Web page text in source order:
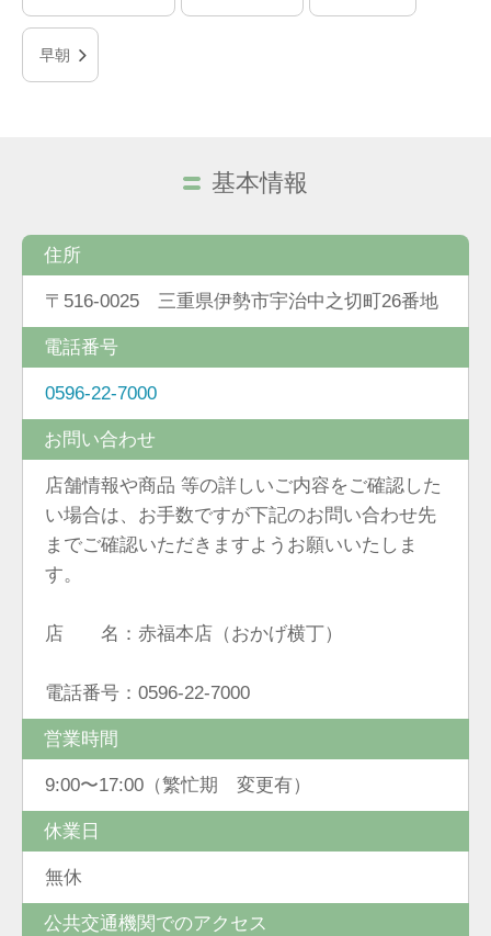
早朝
基本情報
住所
〒516-0025 三重県伊勢市宇治中之切町26番地
電話番号
0596-22-7000
お問い合わせ
店舗情報や商品 等の詳しいご内容をご確認した
い場合は、お手数ですが下記のお問い合わせ先
までご確認いただきますようお願いいたしま
す。
店 名：赤福本店（おかげ横丁）
電話番号：0596-22-7000
営業時間
9:00〜17:00（繁忙期 変更有）
休業日
無休
公共交通機関でのアクセス